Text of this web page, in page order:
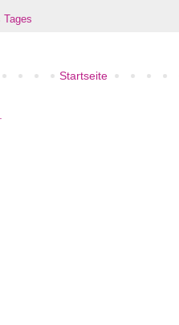
Tages
Startseite